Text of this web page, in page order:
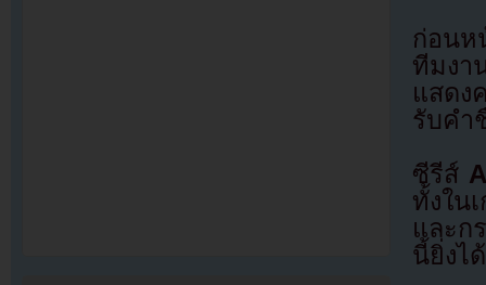
ก่อนห
ทีมงา
แสดง
รับคำ
ซีรีส์
ทั้งใน
และก
นี้ยิ่งไ